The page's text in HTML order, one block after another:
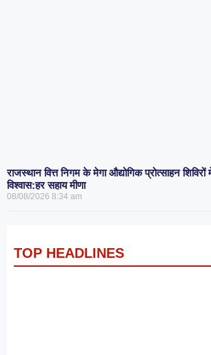
राजस्थान वित्त निगम के मेगा औद्योगिक प्रोत्साहन शिविरों
विश्वास:हर सहाय मीणा
08/08/2026 8:34 am
TOP HEADLINES